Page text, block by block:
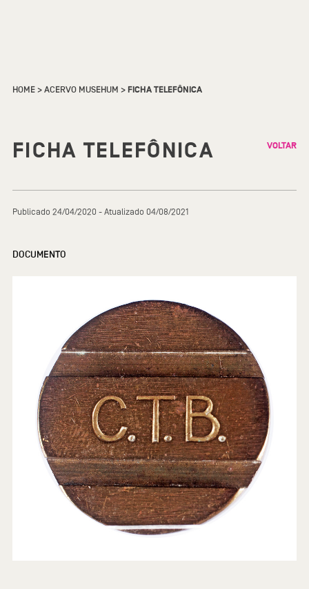
HOME>ACERVO MUSEHUM >FICHA TELEFÔNICA
FICHA TELEFÔNICA VOLTAR
Publicado 24/04/2020 - Atualizado 04/08/2021
DOCUMENTO